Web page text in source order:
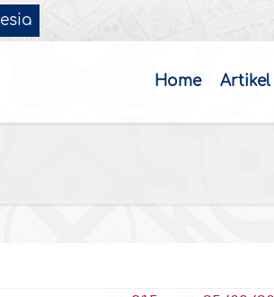
Home Artikel